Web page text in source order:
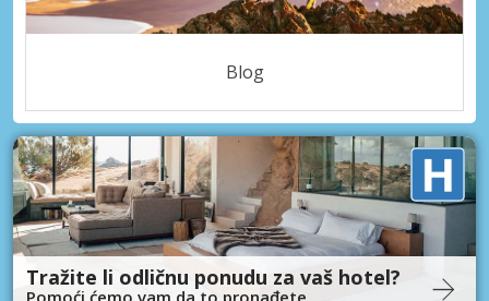
Blog
Tražite li odličnu ponudu za vaš hotel?
Pomoći ćemo vam da to pronađete